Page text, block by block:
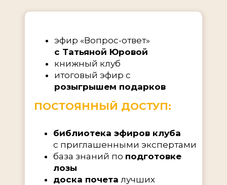
библиотека эфиров клуба
с приглашенными экспертами
база знаний по подготовке
лозы
доска почета лучших
эфир «Вопрос-ответ»
с Татьяной Юровой
книжный клуб
итоговый эфир с
розыгрышем подарков
ПОСТОЯННЫЙ ДОСТУП: